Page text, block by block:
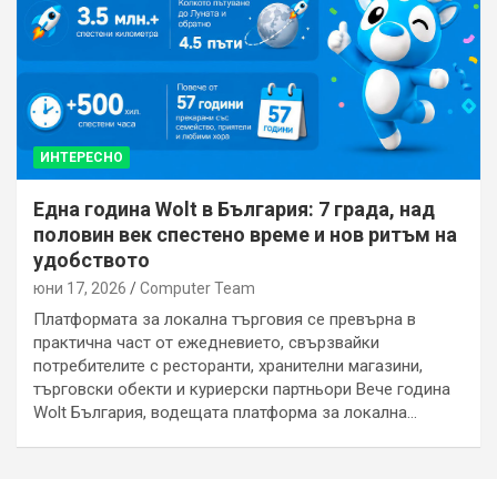
ИНТЕРЕСНО
Една година Wolt в България: 7 града, над
половин век спестено време и нов ритъм на
удобството
юни 17, 2026 Computer Team
Платформата за локална търговия се превърна в
практична част от ежедневието, свързвайки
потребителите с ресторанти, хранителни магазини,
търговски обекти и куриерски партньори Вече година
Wolt България, водещата платформа за локална…